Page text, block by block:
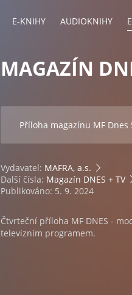
E-KNIHY AUDIOKNIHY
MAGAZÍN
Příloha magazínu MF Dnes
Vydavatel: MAFRA, a.s.
Další čísla: Magazín DNES + TV
Publikováno: 5. 9. 2024
Čtvrteční příloha MF DNES -
televizním programem.